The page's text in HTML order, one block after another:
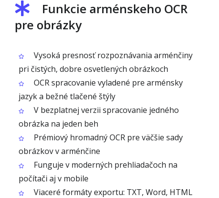
Funkcie arménskeho OCR
pre obrázky
Vysoká presnosť rozpoznávania arménčiny
pri čistých, dobre osvetlených obrázkoch
OCR spracovanie vyladené pre arménsky
jazyk a bežné tlačené štýly
V bezplatnej verzii spracovanie jedného
obrázka na jeden beh
Prémiový hromadný OCR pre väčšie sady
obrázkov v arménčine
Funguje v moderných prehliadačoch na
počítači aj v mobile
Viaceré formáty exportu: TXT, Word, HTML